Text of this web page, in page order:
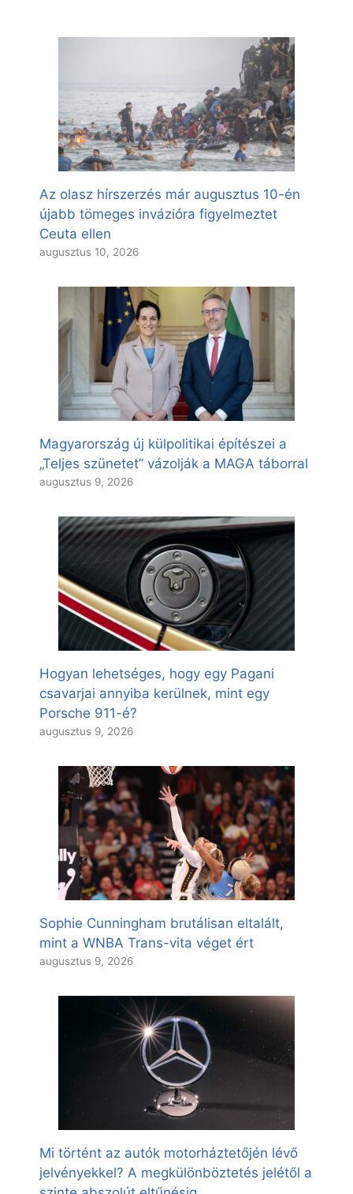
Az olasz hírszerzés már augusztus 10-én
újabb tömeges invázióra figyelmeztet
Ceuta ellen
augusztus 10, 2026
Magyarország új külpolitikai építészei a
„Teljes szünetet” vázolják a MAGA táborral
augusztus 9, 2026
Hogyan lehetséges, hogy egy Pagani
csavarjai annyiba kerülnek, mint egy
Porsche 911-é?
augusztus 9, 2026
Sophie Cunningham brutálisan eltalált,
mint a WNBA Trans-vita véget ért
augusztus 9, 2026
Mi történt az autók motorháztetőjén lévő
jelvényekkel? A megkülönböztetés jelétől a